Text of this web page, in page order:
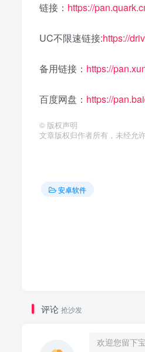
链接： https://
UC不限速链接:https://
备用链接： https://
百度网盘： https://
© 版权声明
文章版权归作者所有，未经允许
安卓软件
评论 抢沙发